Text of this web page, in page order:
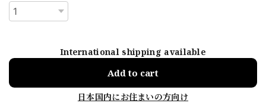
International shipping available
Add to cart
日本国内にお住まいの方向け